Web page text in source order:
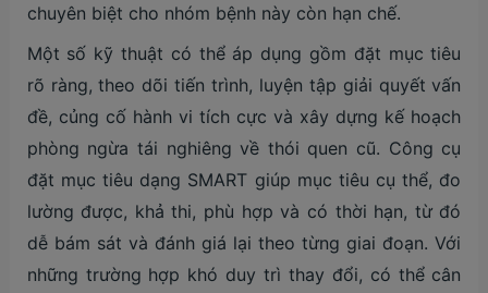
chuyên biệt cho nhóm bệnh này còn hạn chế.
Một số kỹ thuật có thể áp dụng gồm đặt mục tiêu
rõ ràng, theo dõi tiến trình, luyện tập giải quyết vấn
đề, củng cố hành vi tích cực và xây dựng kế hoạch
phòng ngừa tái nghiêng về thói quen cũ. Công cụ
đặt mục tiêu dạng SMART giúp mục tiêu cụ thể, đo
lường được, khả thi, phù hợp và có thời hạn, từ đó
dễ bám sát và đánh giá lại theo từng giai đoạn. Với
những trường hợp khó duy trì thay đổi, có thể cân